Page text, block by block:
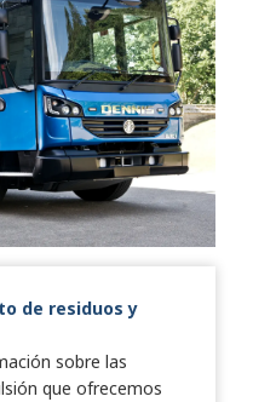
Brochure
de residuos y
sobre las
que ofrecemos